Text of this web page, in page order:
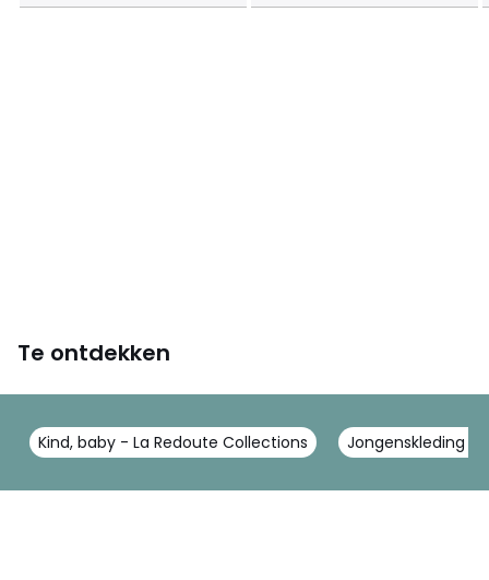
Te ontdekken
Kind, baby - La Redoute Collections Jongenskleding -